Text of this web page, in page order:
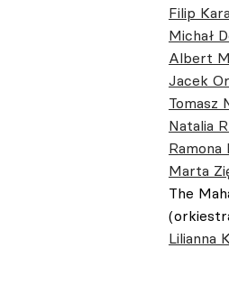
Filip
Michał
Albert
Jacek
Tomasz
Natalia
Ramona
Marta
The
Lilianna